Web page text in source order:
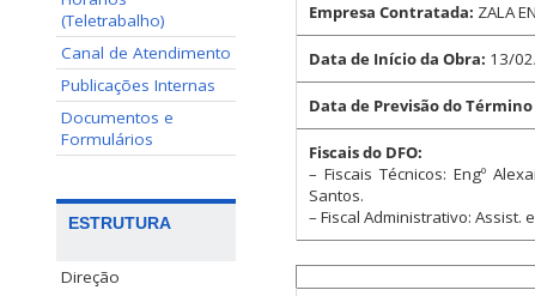
(Teletrabalho)
Canal de Atendimento
Publicações Internas
Documentos e
Formulários
ESTRUTURA
Direção
Empresa Contratada: ZALA
Data de Início da Obra: 13/
Data de Previsão do
Fiscais do DFO:
– Fiscais Técnicos: Engº
Santos.
– Fiscal Administrativo: Assist.